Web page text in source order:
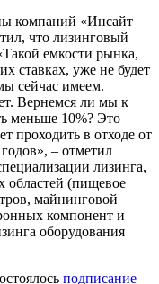
компаний «Инсайт
что лизинговый
емкости рынка,
ставках, уже не будет
сейчас имеем.
Вернемся ли мы к
меньше 10%? Это
проходить в отходе от
– отметил
лизинга,
областей (пищевое
майнинговой
компонент и
оборудования
подписание